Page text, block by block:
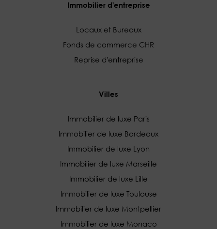
Immobilier d'entreprise
Locaux et Bureaux
Fonds de commerce CHR
Reprise d'entreprise
Villes
Immobilier de luxe Paris
Immobilier de luxe Bordeaux
Immobilier de luxe Lyon
Immobilier de luxe Marseille
Immobilier de luxe Lille
Immobilier de luxe Toulouse
Immobilier de luxe Montpellier
Immobilier de luxe Monaco